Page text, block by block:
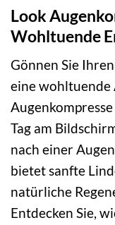
Look
Wohltuende
Gönnen Sie
eine wohltuende
Tag am
nach einer
bietet sanfte
natürliche
Entdecken Sie,